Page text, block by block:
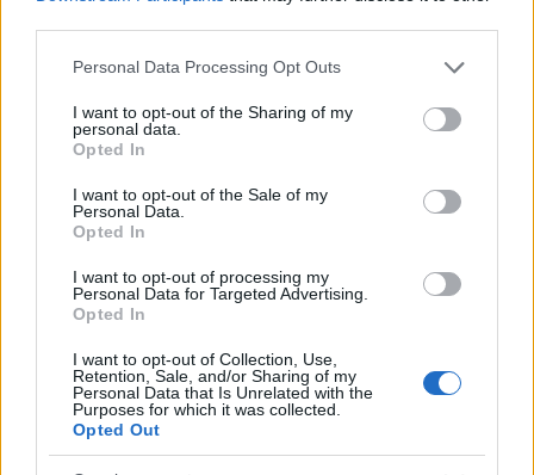
Please note that this website/app uses one or more Google
not limited to your visit or usage behaviour. You may click to
grant or deny consent to Google and its third-party tags to
use your data for below specified purposes in below Google
consent section.
Personal Data Processing Opt Outs
I want to opt-out of the Sharing of my
personal data.
Opted In
I want to opt-out of the Sale of my
Personal Data.
Opted In
I want to opt-out of processing my
Personal Data for Targeted Advertising.
Opted In
I want to opt-out of Collection, Use,
Retention, Sale, and/or Sharing of my
Personal Data that Is Unrelated with the
Purposes for which it was collected.
Opted Out
19:5212.01.20
"Έπαθε αφωνία ο ΣΥΡΙΖΑ για το Κουκάκι"!